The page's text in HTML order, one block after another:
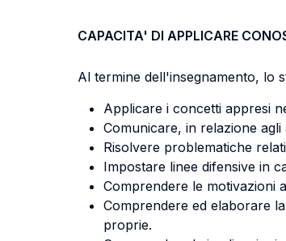
CAPACITA' DI APPLICARE
Al termine dell'insegnamento, lo
Applicare i concetti appresi
Comunicare, in relazione
Risolvere problematiche
Impostare linee difensive in
Comprendere le motivazioni
Comprendere ed elaborare
proprie.